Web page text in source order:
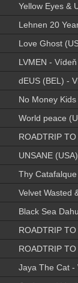
Yellow Eyes &
Lehnen 20
Love Ghost
LVMEN -
dEUS (BEL) -
No Money
World peace
ROADTRIP
UNSANE
Thy
Velvet Wasted
Black Sea
ROADTRIP
ROADTRIP
Jaya The Cat -